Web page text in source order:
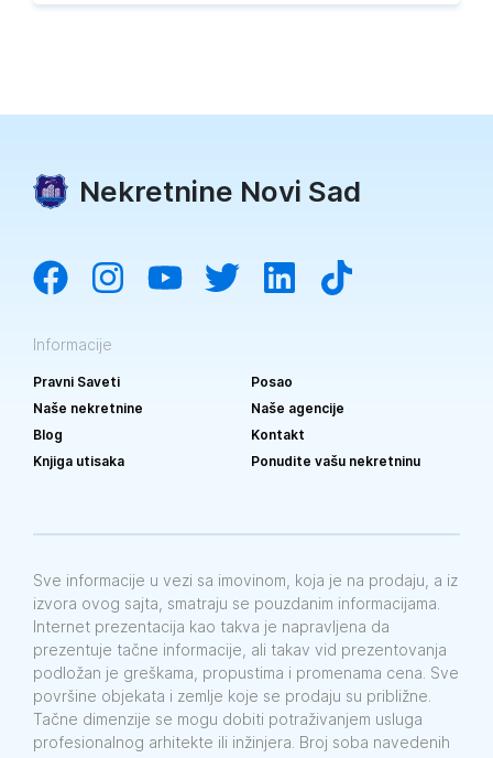
Nekretnine Novi Sad
Informacije
Pravni Saveti
Posao
Naše nekretnine
Naše agencije
Blog
Kontakt
Knjiga utisaka
Ponudite vašu nekretninu
Sve informacije u vezi sa imovinom, koja je na prodaju, a iz
izvora ovog sajta, smatraju se pouzdanim informacijama.
Internet prezentacija kao takva je napravljena da
prezentuje tačne informacije, ali takav vid prezentovanja
podložan je greškama, propustima i promenama cena. Sve
površine objekata i zemlje koje se prodaju su približne.
Tačne dimenzije se mogu dobiti potraživanjem usluga
profesionalnog arhitekte ili inžinjera. Broj soba navedenih